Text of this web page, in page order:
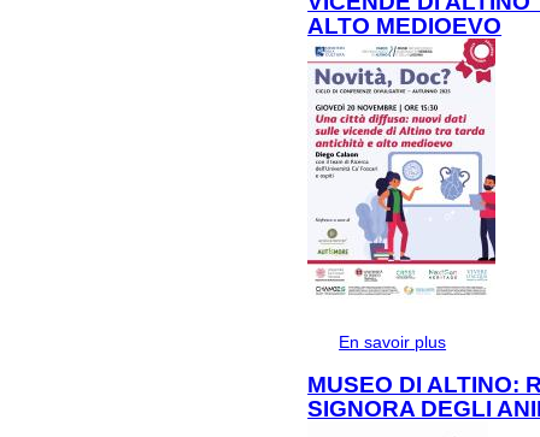
ALTO MEDIOEVO
En savoir plus
MUSEO DI ALTINO:
SIGNORA DEGLI